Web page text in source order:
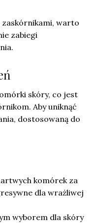
warto
zabiegi
skóry, co jest
Aby uniknąć
dostosowaną do
komórek za
dla wrażliwej
wyborem dla skóry